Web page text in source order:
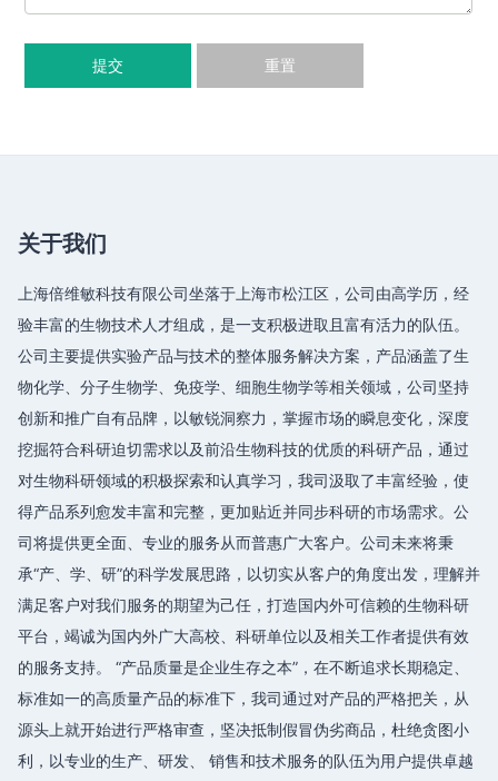
提交 重置
关于我们
上海倍维敏科技有限公司坐落于上海市松江区，公司由高学历，经
验丰富的生物技术人才组成，是一支积极进取且富有活力的队伍。
公司主要提供实验产品与技术的整体服务解决方案，产品涵盖了生
物化学、分子生物学、免疫学、细胞生物学等相关领域，公司坚持
创新和推广自有品牌，以敏锐洞察力，掌握市场的瞬息变化，深度
挖掘符合科研迫切需求以及前沿生物科技的优质的科研产品，通过
对生物科研领域的积极探索和认真学习，我司汲取了丰富经验，使
得产品系列愈发丰富和完整，更加贴近并同步科研的市场需求。公
司将提供更全面、专业的服务从而普惠广大客户。公司未来将秉
承“产、学、研”的科学发展思路，以切实从客户的角度出发，理解并
满足客户对我们服务的期望为己任，打造国内外可信赖的生物科研
平台，竭诚为国内外广大高校、科研单位以及相关工作者提供有效
的服务支持。 “产品质量是企业生存之本”，在不断追求长期稳定、
标准如一的高质量产品的标准下，我司通过对产品的严格把关，从
源头上就开始进行严格审查，坚决抵制假冒伪劣商品，杜绝贪图小
利，以专业的生产、研发、 销售和技术服务的队伍为用户提供卓越